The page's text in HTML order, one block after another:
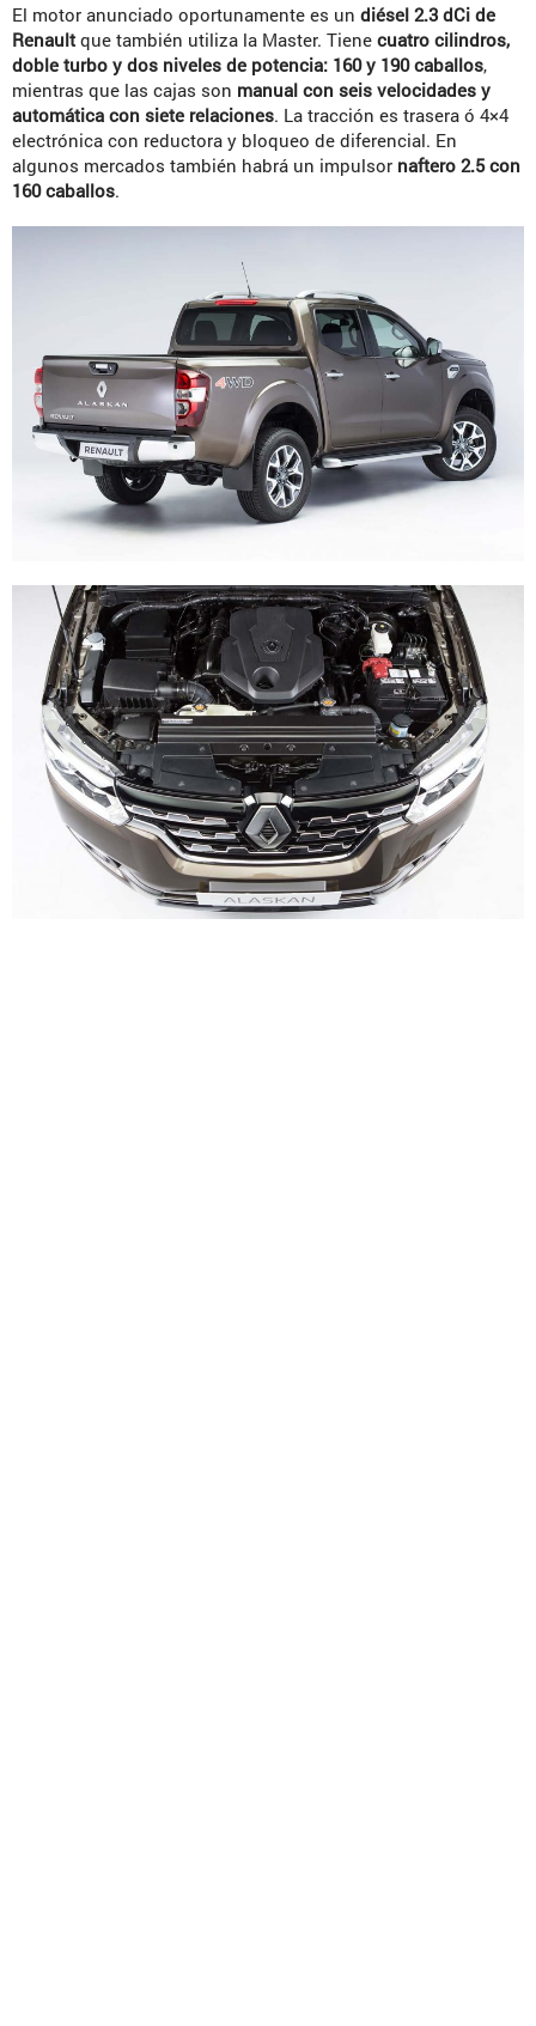
El motor anunciado oportunamente es un diésel 2.3 dCi de
Renault que también utiliza la Master. Tiene cuatro cilindros,
doble turbo y dos niveles de potencia: 160 y 190 caballos,
mientras que las cajas son manual con seis velocidades y
automática con siete relaciones. La tracción es trasera ó 4×4
electrónica con reductora y bloqueo de diferencial. En
algunos mercados también habrá un impulsor naftero 2.5 con
160 caballos.